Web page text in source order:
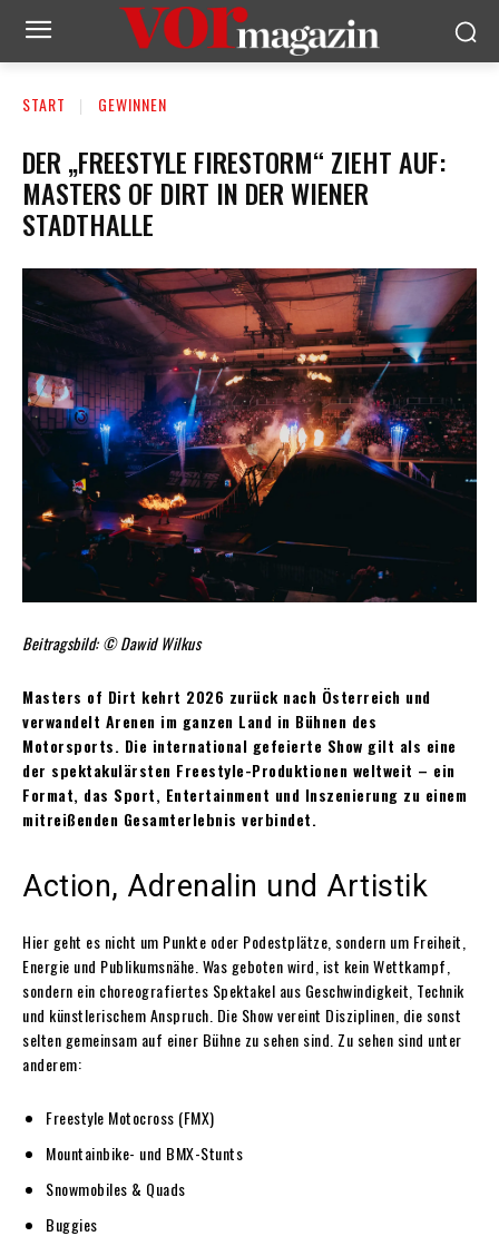
START GEWINNEN
DER „FREESTYLE FIRESTORM“ ZIEHT AUF:
MASTERS OF DIRT IN DER WIENER
STADTHALLE
Beitragsbild: © Dawid Wilkus
Masters of Dirt kehrt 2026 zurück nach Österreich und
verwandelt Arenen im ganzen Land in Bühnen des
Motorsports. Die international gefeierte Show gilt als eine
der spektakulärsten Freestyle-Produktionen weltweit – ein
Format, das Sport, Entertainment und Inszenierung zu einem
mitreißenden Gesamterlebnis verbindet.
Action, Adrenalin und Artistik
Hier geht es nicht um Punkte oder Podestplätze, sondern um Freiheit,
Energie und Publikumsnähe. Was geboten wird, ist kein Wettkampf,
sondern ein choreografiertes Spektakel aus Geschwindigkeit, Technik
und künstlerischem Anspruch. Die Show vereint Disziplinen, die sonst
selten gemeinsam auf einer Bühne zu sehen sind. Zu sehen sind unter
anderem:
Freestyle Motocross (FMX)
Mountainbike- und BMX-Stunts
Snowmobiles & Quads
Buggies